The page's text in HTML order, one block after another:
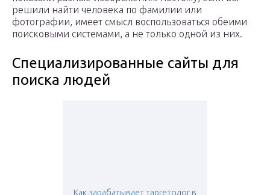
решили найти человека по фамилии или
фотографии, имеет смысл воспользоваться обеими
поисковыми системами, а не только одной из них.
Специализированные сайты для
поиска людей
Как зарабатывает таргетолог в